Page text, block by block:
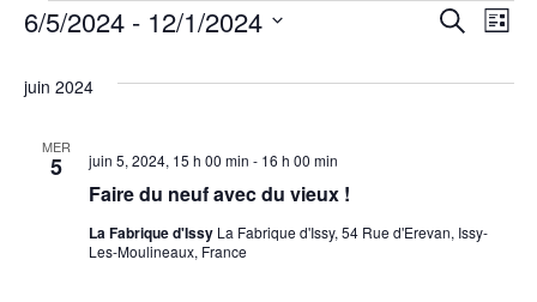
Évènements et ateliers
Nous soutenir
Devenir partenaire
Infos Pratiques
et
vues
Recherche
de
Liste
6/5/2024 - 12/1/2024
date.
juin 2024
MER
5
Faire du neuf avec du vieux !
juin 5, 2024, 15 h 00 min - 16 h 00 min
La Fabrique d'Issy La Fabrique d'Issy, 54 Rue d'Erevan, Issy-
Les-Moulineaux, France